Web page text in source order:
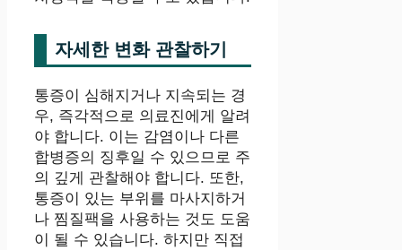
자세한 변화 관찰하기
통증이 심해지거나 지속되는 경
우, 즉각적으로 의료진에게 알려
야 합니다. 이는 감염이나 다른
합병증의 징후일 수 있으므로 주
의 깊게 관찰해야 합니다. 또한,
통증이 있는 부위를 마사지하거
나 찜질팩을 사용하는 것도 도움
이 될 수 있습니다. 하지만 직접